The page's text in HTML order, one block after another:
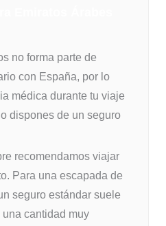
no forma parte de
con España, por lo
médica durante tu viaje
dispones de un seguro
recomendamos viajar
Para una escapada de
seguro estándar suele
una cantidad muy